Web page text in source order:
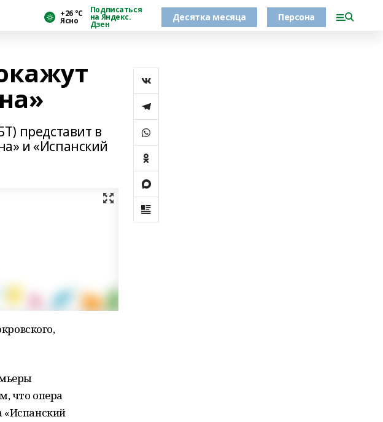
+26 °С
Ясно
Подписаться
на Яндекс.
Дзен
Десятка месяца Персона
представит в
и «Испанский
что опера
«Испанский